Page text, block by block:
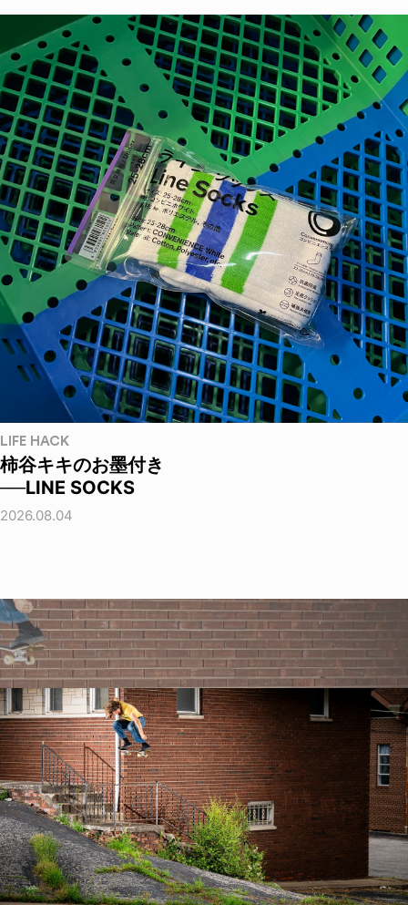
LIFE HACK
柿谷キキのお墨付き
──LINE SOCKS
2026.08.04